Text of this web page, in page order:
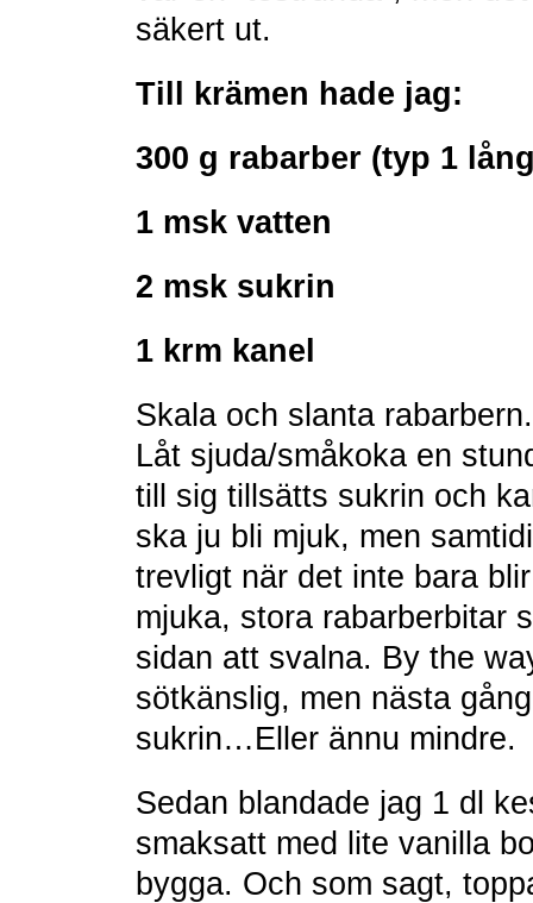
säkert ut.
Till krämen hade jag:
300 g rabarber (typ 1
1 msk vatten
2 msk sukrin
1 krm kanel
Skala och slanta
Låt sjuda/småkoka en
till sig tillsätts sukrin och
ska ju bli mjuk, men
trevligt när det inte bara
mjuka, stora rabarberbitar
sidan att svalna. By the
sötkänslig, men nästa
sukrin…Eller ännu mindre.
Sedan blandade jag 1 dl
smaksatt med lite vanilla
bygga. Och som sagt,